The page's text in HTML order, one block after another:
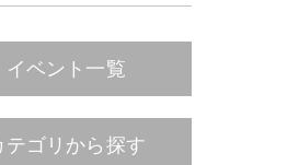
イベント一覧
テゴリから探す